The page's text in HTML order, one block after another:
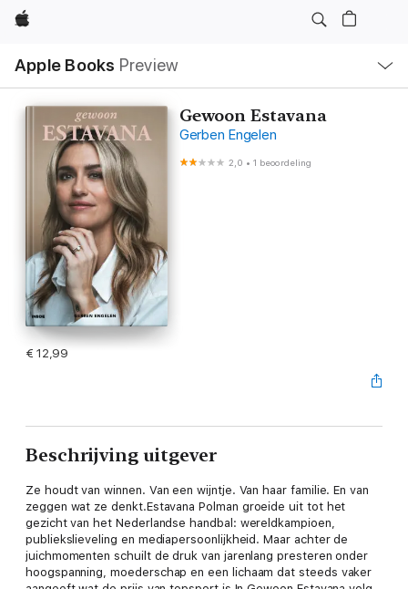
Apple
Apple Books Preview
lokaal
navigatiemenu
Gewoon Estavana
Gerben Engelen
2,0 •1 beoordeling
€ 12,99
Beschrijving uitgever
Ze houdt van winnen. Van een wijntje. Van haar familie. En van
zeggen wat ze denkt.Estavana Polman groeide uit tot het
gezicht van het Nederlandse handbal: wereldkampioen,
publiekslieveling en mediapersoonlijkheid. Maar achter de
juichmomenten schuilt de druk van jarenlang presteren onder
hoogspanning, moederschap en een lichaam dat steeds vaker